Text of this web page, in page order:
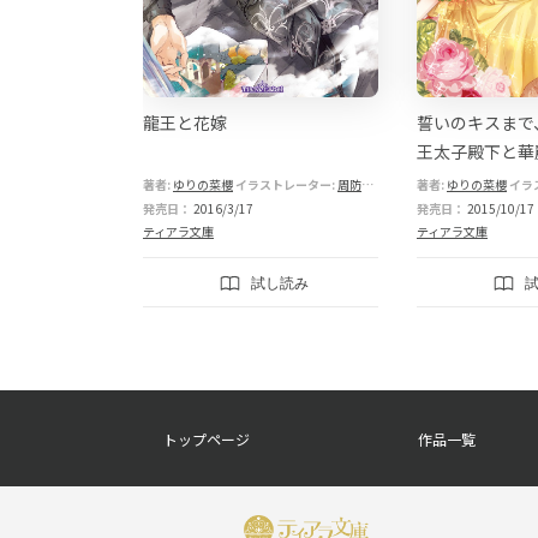
龍王と花嫁
著者: ゆりの菜櫻 イラストレーター: 周防佑未
発売日： 2016/3/17
ティアラ文庫
試し読み
誓いのキスま
王太子殿下と
ングロード
著者: ゆりの菜櫻 イラ
発売日： 2015/10/17
ティアラ文庫
トップページ 作品一覧